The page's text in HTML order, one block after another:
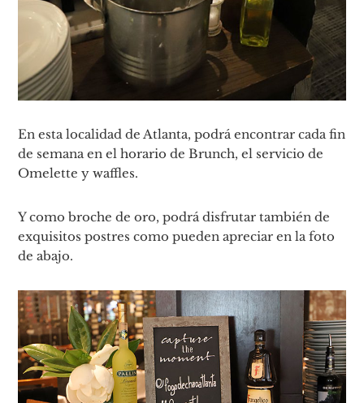
En esta localidad de Atlanta, podrá encontrar cada fin
de semana en el horario de Brunch, el servicio de
Omelette y waffles.
Y como broche de oro, podrá disfrutar también de
exquisitos postres como pueden apreciar en la foto
de abajo.